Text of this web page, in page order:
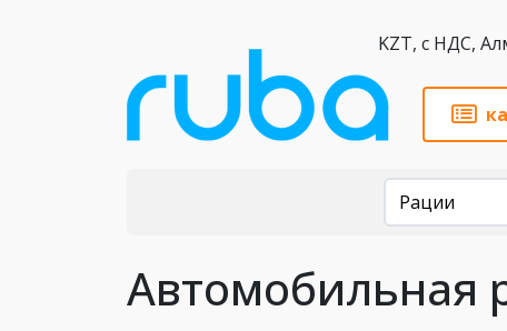
KZT,
Рации
Автомобильная